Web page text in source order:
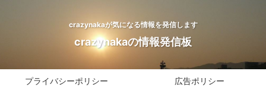
crazynakaが気になる情報を発信します
crazynakaの情報発信板
プライバシーポリシー 広告ポリシー